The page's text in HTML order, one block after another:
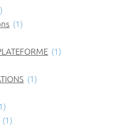
(1)
(1)
(1)
(1)